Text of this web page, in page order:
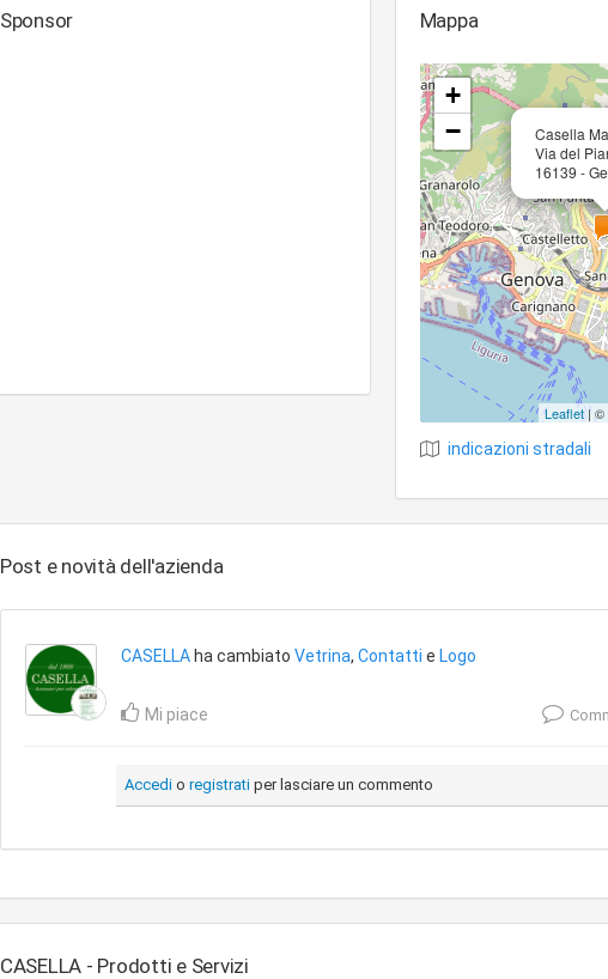
Sponsor Mappa
Casella
Via del
16139 -
+
−
Leaflet| ©
indicazioni stradali
Post e novità dell'azienda
CASELLA ha cambiato Vetrina, Contatti e Logo
Mi piace
Accedi o registrati per lasciare un commento
CASELLA - Prodotti e Servizi